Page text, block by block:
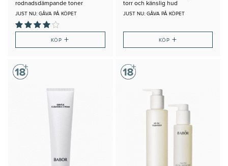
rodnadsdämpande toner
JUST NU: GÅVA PÅ KÖPET
KÖP+
torr och känslig hud
JUST NU: GÅVA PÅ KÖPET
KÖP +